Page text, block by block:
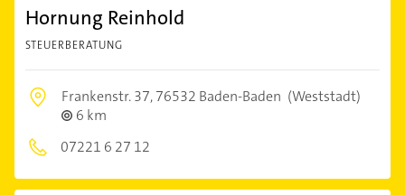
Hornung Reinhold
STEUERBERATUNG
Frankenstr. 37,76532 Baden-Baden (Weststadt)
6 km
07221 6 27 12